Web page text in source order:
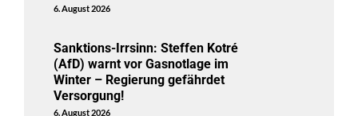
6. August 2026
Sanktions-Irrsinn: Steffen Kotré
(AfD) warnt vor Gasnotlage im
Winter – Regierung gefährdet
Versorgung!
6. August 2026